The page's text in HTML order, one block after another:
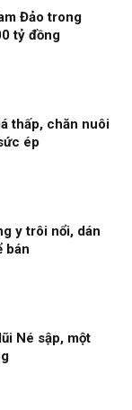
Đảo trong
tỷ đồng
thấp, chăn nuôi
ép
y trôi nổi, dán
bán
Né sập, một